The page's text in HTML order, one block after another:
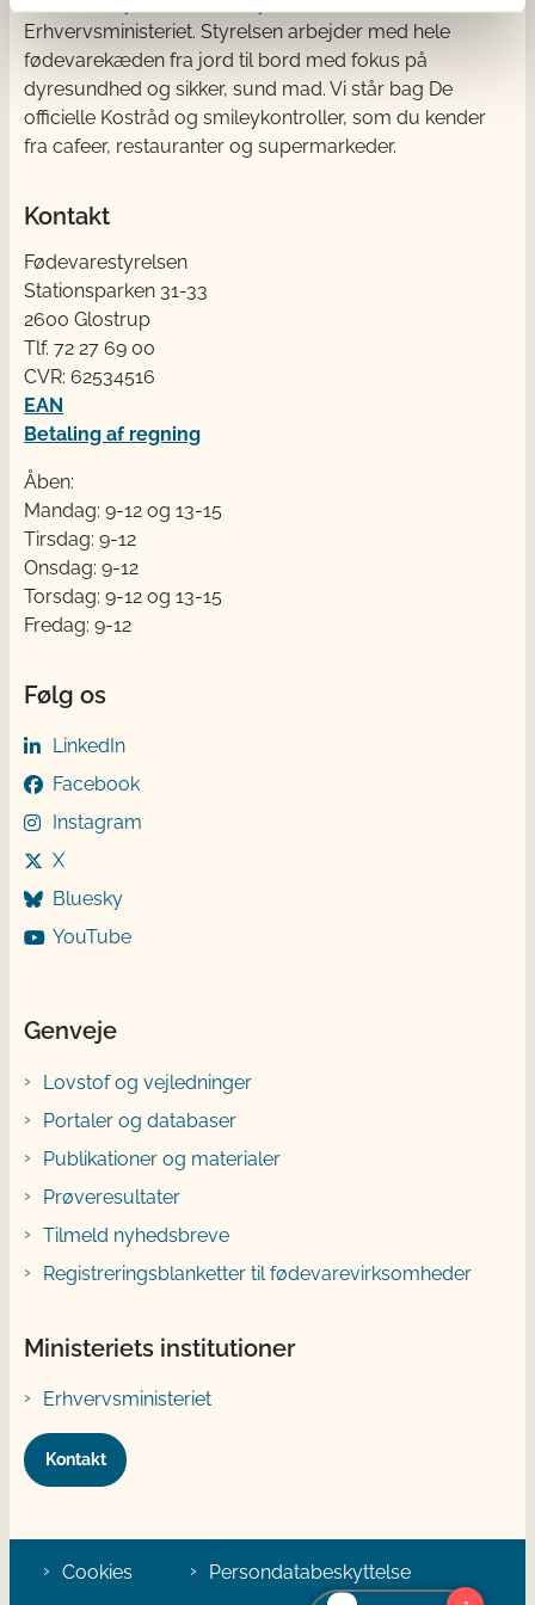
Erhvervsministeriet. Styrelsen arbejder med hele
fødevarekæden fra jord til bord med fokus på
dyresundhed og sikker, sund mad. Vi står bag De
officielle Kostråd og smileykontroller, som du kender
fra cafeer, restauranter og supermarkeder.
Kontakt
Fødevarestyrelsen
Stationsparken 31-33
2600 Glostrup
Tlf. 72 2​​​7 69 00
CVR: 62534516
EAN
Betaling af regning
Åben:
Mandag: 9-12 og 13-15
Tirsdag: 9-12
Onsdag: 9-12
Torsdag: 9-12 og 13-15
Fredag: 9-12
Følg os
LinkedIn
Facebook
Instagram
X
Bluesky
YouTube
Genveje
Lovstof og vejledninger
Portaler og databaser
Publikationer og materialer
Prøveresultater
Tilmeld nyhedsbreve
Registreringsblanketter til fødevarevirksomheder
Ministeriets institutioner
Erhvervsministeriet
Kontakt
Cookies Persondatabeskyttelse